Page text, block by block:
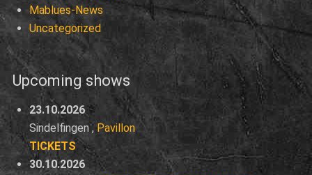
Mablues-News
Uncategorized
Upcoming shows
23.10.2026
Sindelfingen , Pavillon
TICKETS
30.10.2026